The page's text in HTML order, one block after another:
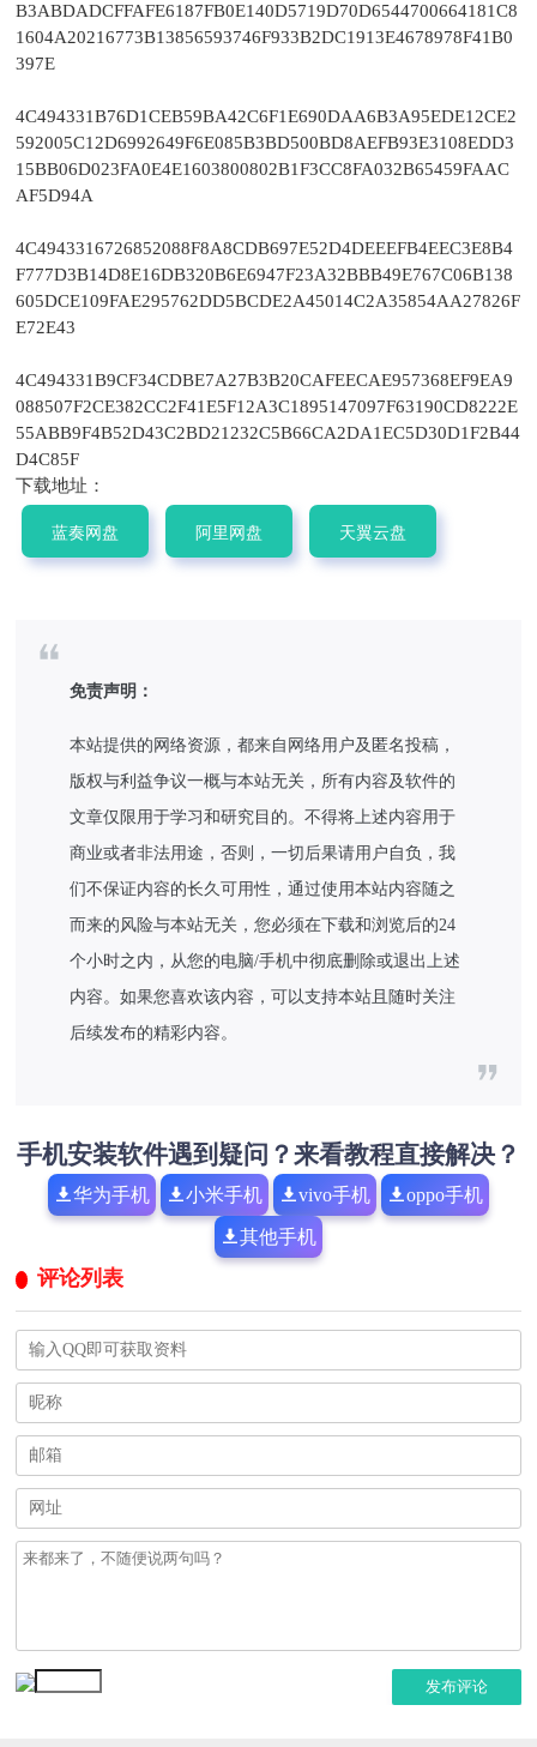
B3ABDADCFFAFE6187FB0E140D5719D70D6544700664181C8
1604A20216773B13856593746F933B2DC1913E4678978F41B0
397E
4C494331B76D1CEB59BA42C6F1E690DAA6B3A95EDE12CE2
592005C12D6992649F6E085B3BD500BD8AEFB93E3108EDD3
15BB06D023FA0E4E1603800802B1F3CC8FA032B65459FAAC
AF5D94A
4C4943316726852088F8A8CDB697E52D4DEEEFB4EEC3E8B4
F777D3B14D8E16DB320B6E6947F23A32BBB49E767C06B138
605DCE109FAE295762DD5BCDE2A45014C2A35854AA27826F
E72E43
4C494331B9CF34CDBE7A27B3B20CAFEECAE957368EF9EA9
088507F2CE382CC2F41E5F12A3C1895147097F63190CD8222E
55ABB9F4B52D43C2BD21232C5B66CA2DA1EC5D30D1F2B44
D4C85F
下载地址：
蓝奏网盘 阿里网盘 天翼云盘
免责声明：
本站提供的网络资源，都来自网络用户及匿名投稿，
版权与利益争议一概与本站无关，所有内容及软件的
文章仅限用于学习和研究目的。不得将上述内容用于
商业或者非法用途，否则，一切后果请用户自负，我
们不保证内容的长久可用性，通过使用本站内容随之
而来的风险与本站无关，您必须在下载和浏览后的24
个小时之内，从您的电脑/手机中彻底删除或退出上述
内容。如果您喜欢该内容，可以支持本站且随时关注
后续发布的精彩内容。
手机安装软件遇到疑问？来看教程直接解决？
华为手机 小米手机 vivo手机 oppo手机
其他手机
评论列表
发布评论